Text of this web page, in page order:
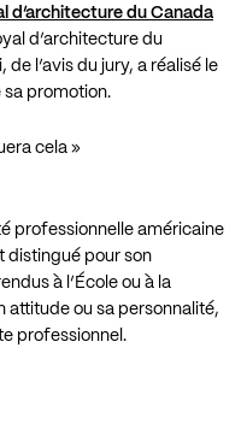
d’architecture du Canada
d’architecture du
l’avis du jury, a réalisé le
sa promotion.
cela »
professionnelle américaine
distingué pour son
à l’École ou à la
attitude ou sa personnalité,
professionnel.